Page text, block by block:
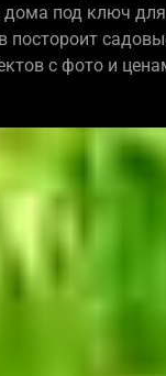
дома под ключ
постороит
с фото и